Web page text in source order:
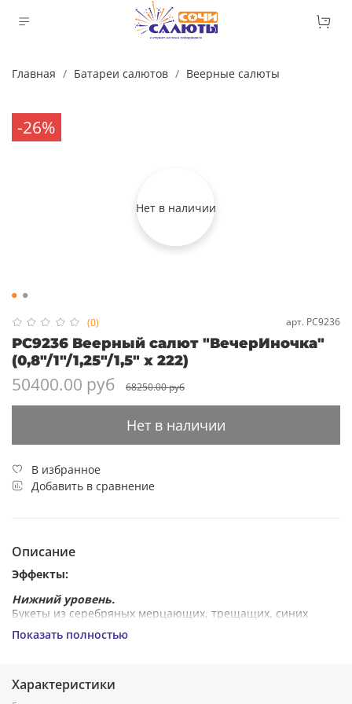
Главная Батареи салютов Веерные салюты
Нет в наличии
-26%
(0) арт. РС9236
РС9236 Веерный салют "ВечерИночка"
(0,8"/1"/1,25"/1,5" х 222)
50400.00 руб 68250.00 руб
Нет в наличии
В избранное
Добавить в сравнение
Описание
Эффекты:
Нижний уровень.
Букеты из серебряных мерцающих, трещащих, синих
огней.
Верхний уровень.
серебряными искрами, с серебряными трещащими
Показать полностью
Характеристики